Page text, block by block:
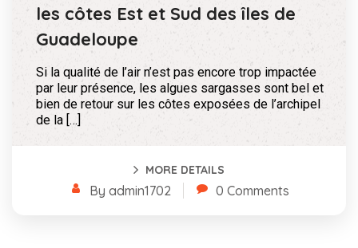
les côtes Est et Sud des îles de
Guadeloupe
Si la qualité de l’air n’est pas encore trop impactée
par leur présence, les algues sargasses sont bel et
bien de retour sur les côtes exposées de l’archipel
de la […]
MORE DETAILS
By admin1702 0 Comments